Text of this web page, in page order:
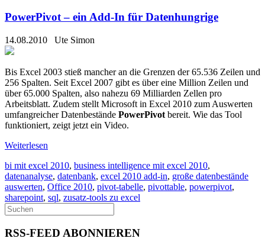
PowerPivot – ein Add-In für Datenhungrige
14.08.2010 Ute Simon
Bis Excel 2003 stieß mancher an die Grenzen der 65.536 Zeilen und
256 Spalten. Seit Excel 2007 gibt es über eine Million Zeilen und
über 65.000 Spalten, also nahezu 69 Milliarden Zellen pro
Arbeitsblatt. Zudem stellt Microsoft in Excel 2010 zum Auswerten
umfangreicher Datenbestände PowerPivot bereit. Wie das Tool
funktioniert, zeigt jetzt ein Video.
Weiterlesen
bi mit excel 2010, business intelligence mit excel 2010,
datenanalyse, datenbank, excel 2010 add-in, große datenbestände
auswerten, Office 2010, pivot-tabelle, pivottable, powerpivot,
sharepoint, sql, zusatz-tools zu excel
RSS-FEED ABONNIEREN